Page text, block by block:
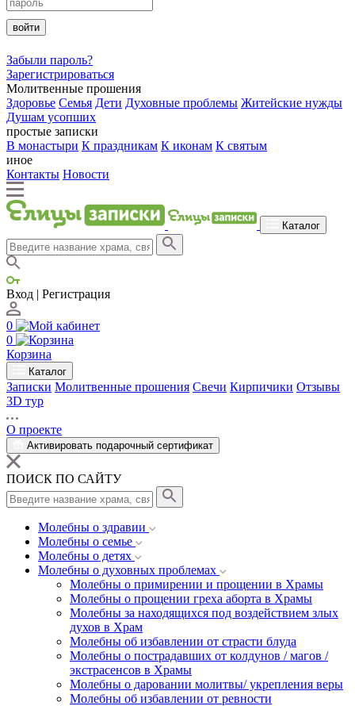
войти
Забыли пароль?
Зарегистрироваться
Молитвенные прошения
Здоровье Семья Дети Духовные проблемы Житейские нужды
Душам усопших
простые записки
В монастыри К праздникам К иконам К святым
иное
Контакты Новости
Каталог
Вход | Регистрация
0
0
Корзина
Каталог
Записки Молитвенные прошения Свечи Кирпичики Отзывы
3D тур
О проекте
Активировать подарочный сертификат
ПОИСК ПО САЙТУ
Молебны о здравии
Молебны о семье
Молебны о детях
Молебны о духовных проблемах
Молебны о примирении и прощении в Храмы
Молебны о прощении греха аборта в Храмы
Молебны за находящихся под воздействием злых
духов в Храм
Молебны об избавлении от страсти блуда
Молебны о пострадавших от колдунов / магов /
экстрасенсов в Храмы
Молебны о даровании молитвы/ укрепления веры
Молебны об избавлении от ревности